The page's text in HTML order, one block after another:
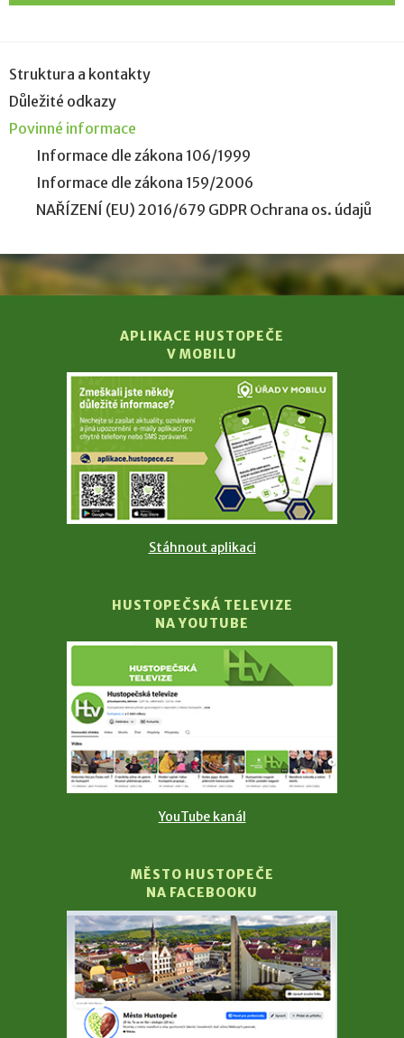
Struktura a kontakty
Důležité odkazy
Povinné informace
Informace dle zákona 106/1999
Informace dle zákona 159/2006
NAŘÍZENÍ (EU) 2016/679 GDPR Ochrana os. údajů
APLIKACE HUSTOPEČE
V MOBILU
Stáhnout aplikaci
HUSTOPEČSKÁ TELEVIZE
NA YOUTUBE
YouTube kanál
MĚSTO HUSTOPEČE
NA FACEBOOKU